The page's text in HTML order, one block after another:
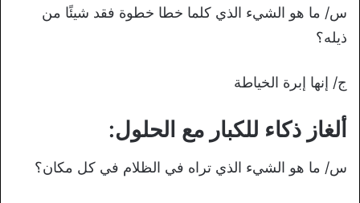
س/ ما هو الشيء الذي كلما خطا خطوة فقد شيئًا من
ذيله؟
ج/ إنها إبرة الخياطة
ألغاز ذكاء للكبار مع الحلول:
س/ ما هو الشيء الذي تراه في الظلام في كل مكان؟